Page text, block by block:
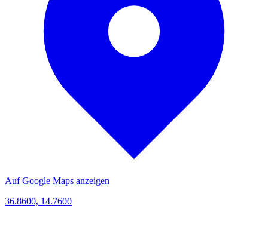
Auf Google Maps anzeigen
36.8600, 14.7600